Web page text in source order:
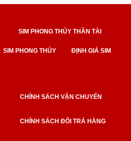
SIM PHONG THỦY THẦN TÀI
SIM PHONG THỦY ĐỊNH GIÁ SIM
CHÍNH SÁCH VẬN CHUYỂN
CHÍNH SÁCH ĐỔI TRẢ HÀNG